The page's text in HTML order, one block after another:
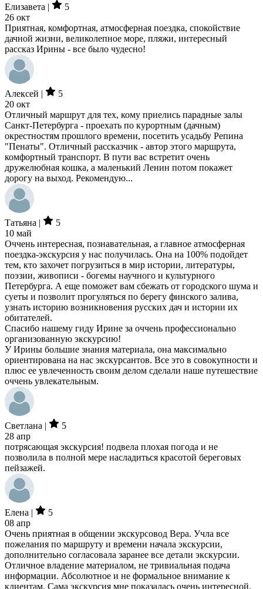
Елизавета |
5
26 окт
Приятная, комфортная, атмосферная поездка, спокойствие
дачной жизни, великолепное море, пляжи, интересный
рассказ Ирины - все было чудесно!
Алексей |
5
20 окт
Отличный маршрут для тех, кому приелись парадные залы
Санкт-Петербурга - проехать по курортным (дачным)
окрестностям прошлого времени, посетить усадьбу Репина
"Пенаты". Отличный рассказчик - автор этого маршрута,
комфортный транспорт. В пути вас встретит очень
дружелюбная кошка, а маленький Ленин потом покажет
дорогу на выход. Рекомендую...
Татьяна |
5
10 май
Оччень интересная, познавательная, а главное атмосферная
поездка-экскурсия у нас получилась. Она на 100% подойдет
тем, кто захочет погрузиться в мир истории, литературы,
поэзии, живописи - богемы научного и культурного
Петербурга. А еще поможет вам сбежать от городского шума и
суеты и позволит прогуляться по берегу финского залива,
узнать историю возникновения русских дач и истории их
обитателей.
Спасибо нашему гиду Ирине за оччень профессионально
организованную экскурсию!
У Ирины большие знания материала, она максимально
ориентирована на нас экскурсантов. Все это в совокупности и
плюс ее увлеченность своим делом сделали наше путешествие
оччень увлекательным.
Светлана |
5
28 апр
потрясающая экскурсия! подвела плохая погода и не
позволила в полной мере насладиться красотой береговых
пейзажей.
Елена |
5
08 апр
Очень приятная в общении экскурсовод Вера. Учла все
пожелания по маршруту и времени начала экскурсии,
дополнительно согласовала заранее все детали экскурсии.
Отличное владение материалом, не тривиальная подача
информации. Абсолютное и не формальное внимание к
клиентам. Сама экскурсия мне показалась очень интересной,